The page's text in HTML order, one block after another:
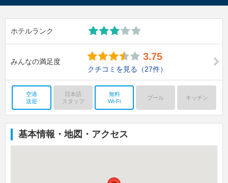
ホテルランク
みんなの満足度 3.75
クチコミを見る （27件）
空港
送迎
日本語
スタッフ
無料
Wi-Fi
プール キッチン
基本情報・地図・アクセス